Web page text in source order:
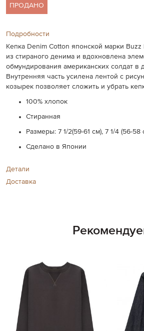
ПРОДАНО
Подробности
Кепка Denim Cotton японской марки
из стираного денима и вдохновлена
обмундирования американских солдат в
Внутренняя часть усилена лентой с
козырек позволяет сложить и убрать
100% хлопок
Стиранная
Размеры:7 1/2(59-61 см),7 1/4 (56-58
Сделано в Японии
Детали
Доставка